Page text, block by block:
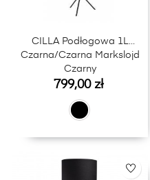
CILLA Podłogowa 1L
Czarna/Czarna Markslojd
Czarny
Cena
799,00 zł